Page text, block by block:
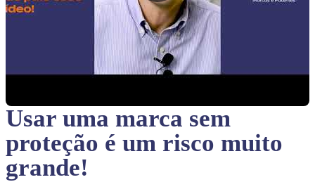
Usar uma marca sem
proteção é um risco muito
grande!